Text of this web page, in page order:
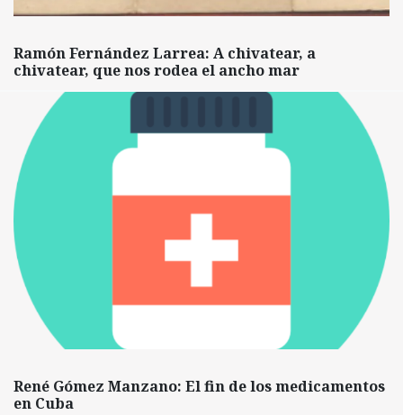
Ramón Fernández Larrea: A chivatear, a
chivatear, que nos rodea el ancho mar
René Gómez Manzano: El fin de los medicamentos
en Cuba